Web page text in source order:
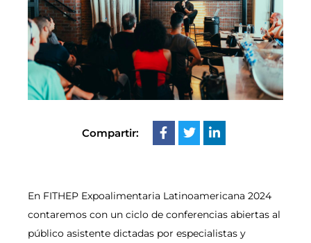
Compartir:
En FITHEP Expoalimentaria Latinoamericana 2024
contaremos con un ciclo de conferencias abiertas al
público asistente dictadas por especialistas y